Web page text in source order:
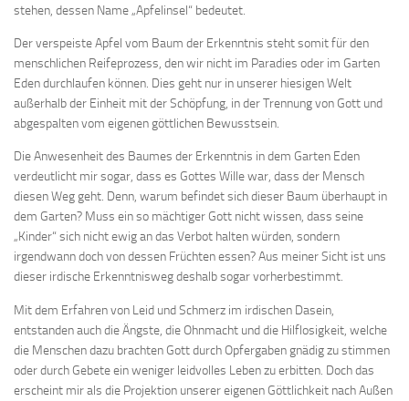
stehen, dessen Name „Apfelinsel“ bedeutet.
Der verspeiste Apfel vom Baum der Erkenntnis steht somit für den
menschlichen Reifeprozess, den wir nicht im Paradies oder im Garten
Eden durchlaufen können. Dies geht nur in unserer hiesigen Welt
außerhalb der Einheit mit der Schöpfung, in der Trennung von Gott und
abgespalten vom eigenen göttlichen Bewusstsein.
Die Anwesenheit des Baumes der Erkenntnis in dem Garten Eden
verdeutlicht mir sogar, dass es Gottes Wille war, dass der Mensch
diesen Weg geht. Denn, warum befindet sich dieser Baum überhaupt in
dem Garten? Muss ein so mächtiger Gott nicht wissen, dass seine
„Kinder“ sich nicht ewig an das Verbot halten würden, sondern
irgendwann doch von dessen Früchten essen? Aus meiner Sicht ist uns
dieser irdische Erkenntnisweg deshalb sogar vorherbestimmt.
Mit dem Erfahren von Leid und Schmerz im irdischen Dasein,
entstanden auch die Ängste, die Ohnmacht und die Hilflosigkeit, welche
die Menschen dazu brachten Gott durch Opfergaben gnädig zu stimmen
oder durch Gebete ein weniger leidvolles Leben zu erbitten. Doch das
erscheint mir als die Projektion unserer eigenen Göttlichkeit nach Außen